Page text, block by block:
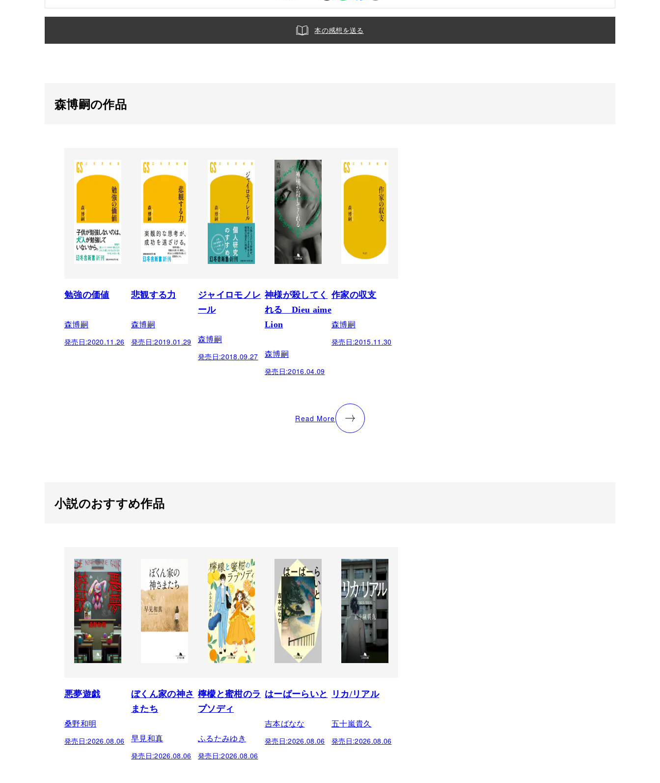
本の感想を送る
森博嗣の作品
勉強の価値
森博嗣
発売日:2020.11.26
悲観する力
森博嗣
発売日:2019.01.29
ジャイロモノレ
ール
森博嗣
発売日:2018.09.27
神様が殺してく
れる Dieu aime
Lion
森博嗣
発売日:2016.04.09
作家の収支
森博嗣
発売日:2015.11.30
Read More
小説のおすすめ作品
悪夢遊戯
桑野和明
発売日:2026.08.06
ぼくん家の神さ
またち
早見和真
発売日:2026.08.06
檸檬と蜜柑のラ
プソディ
ふるたみゆき
発売日:2026.08.06
はーばーらいと
吉本ばなな
発売日:2026.08.06
リカ/リアル
五十嵐貴久
発売日:2026.08.06